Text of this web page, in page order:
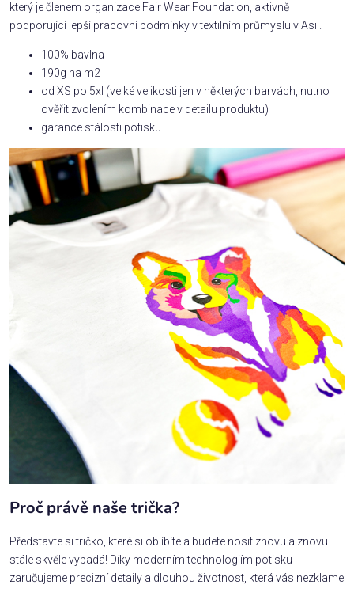
který je členem organizace Fair Wear Foundation, aktivně
podporující lepší pracovní podmínky v textilním průmyslu v Asii.
100% bavlna
190g na m2
od XS po 5xl (velké velikosti jen v některých barvách, nutno
ověřit zvolením kombinace v detailu produktu)
garance stálosti potisku
Proč právě naše trička?
Představte si tričko, které si oblíbíte a budete nosit znovu a znovu –
stále skvěle vypadá! Díky moderním technologiím potisku
zaručujeme precizní detaily a dlouhou životnost, která vás nezklame